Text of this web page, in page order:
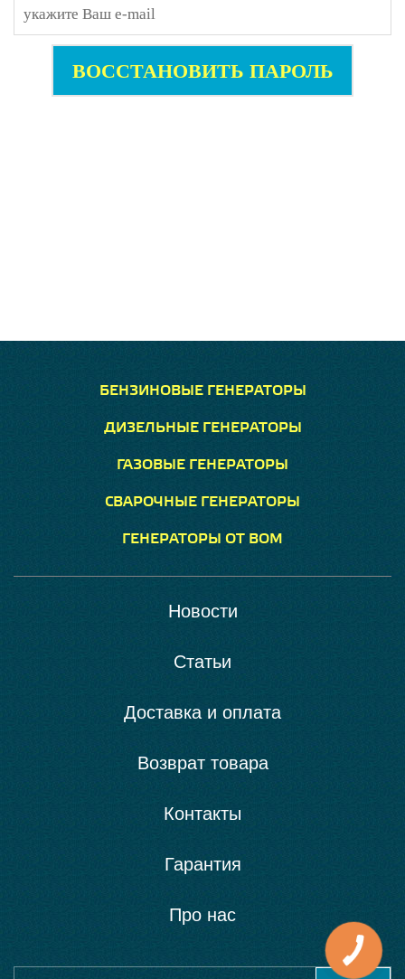
ВОССТАНОВИТЬ ПАРОЛЬ
БЕНЗИНОВЫЕ ГЕНЕРАТОРЫ
ДИЗЕЛЬНЫЕ ГЕНЕРАТОРЫ
ГАЗОВЫЕ ГЕНЕРАТОРЫ
СВАРОЧНЫЕ ГЕНЕРАТОРЫ
ГЕНЕРАТОРЫ ОТ ВОМ
Новости
Статьи
Доставка и оплата
Возврат товара
Контакты
Гарантия
Про нас